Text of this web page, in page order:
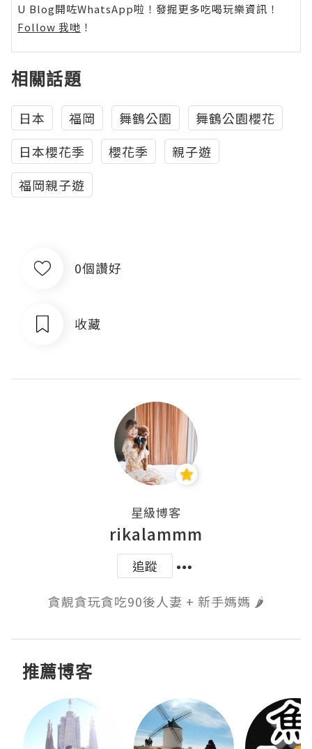
U Blog開咗WhatsApp啦！發掘更多吃喝玩樂資訊！
Follow 我哋 ！
相關話題
日本 福岡 舞鶴公園
舞鶴公園櫻花
日本櫻花季
櫻花季
親子遊
福岡親子遊
0個讚好
收藏
星級博客
rikalammm
追蹤
貪靚貪玩貪吃90後人妻 + 新手媽媽 🌶️
推薦博客